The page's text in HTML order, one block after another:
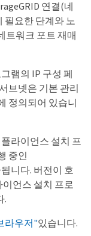
연결(네
필요한 단계와 노
트워크 포트 재매
램의 IP 구성 페
브넷은 기본 관리
정의되어 있습니
라이언스 설치 프
중인
니다. 버전이 호
언스 설치 프로
.
라우저"있습니다.